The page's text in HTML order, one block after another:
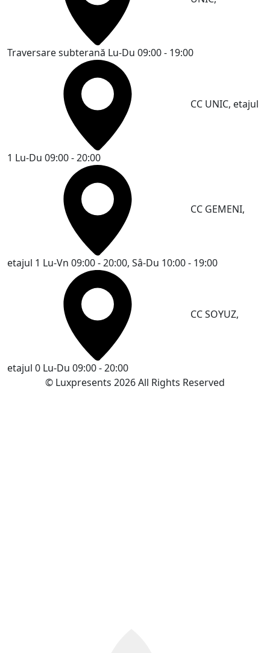
Traversare subterană Lu-Du 09:00 - 19:00
CC UNIC, etajul
1 Lu-Du 09:00 - 20:00
CC GEMENI,
etajul 1 Lu-Vn 09:00 - 20:00, Sâ-Du 10:00 - 19:00
CC SOYUZ,
etajul 0 Lu-Du 09:00 - 20:00
© Luxpresents 2026 All Rights Reserved